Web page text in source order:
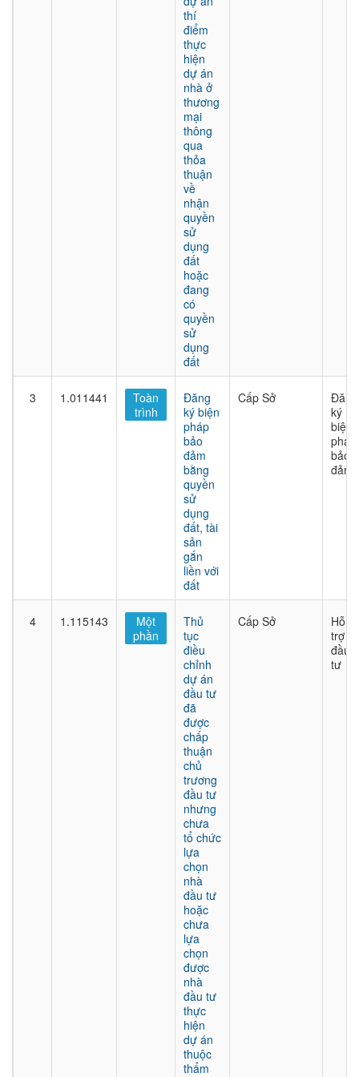
thí
điểm
thực
hiện
dự án
nhà ở
thương
mại
thông
qua
thỏa
thuận
về
nhận
quyền
sử
dụng
đất
hoặc
đang
có
quyền
sử
dụng
đất
3 1.011441
Toàn
trình
Đăng
ký biện
pháp
bảo
đảm
bằng
quyền
sử
dụng
đất, tài
sản
gắn
liền với
đất
Cấp Sở
Đăng
ký
biện
pháp
bảo
đảm
4 1.115143
Một
phần
Thủ
tục
điều
chỉnh
dự án
đầu tư
đã
được
chấp
thuận
chủ
trương
đầu tư
nhưng
chưa
tổ chức
lựa
chọn
nhà
đầu tư
hoặc
chưa
lựa
chọn
được
nhà
đầu tư
thực
hiện
dự án
thuộc
thẩm
Cấp Sở
Hỗ
trợ
đầu
tư